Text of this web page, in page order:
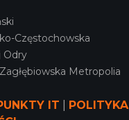
Częstochowska
Odry
Metropolia
IT
POLITYKA